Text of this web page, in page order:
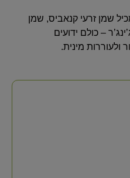
שמן זרעי קנאביס, שמן
– כולם ידועים
ולעוררות מינית.